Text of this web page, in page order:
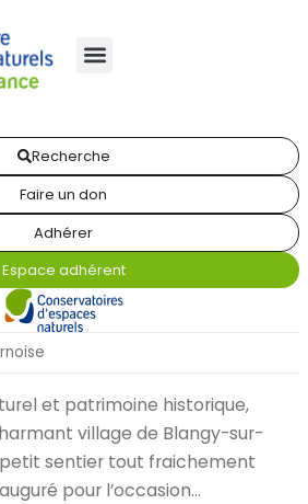
Recherche
Faire un don
Adhérer
Espace adhérent
et patrimoine historique,
village de Blangy-sur-
sentier tout fraichement
pour l’occasion…